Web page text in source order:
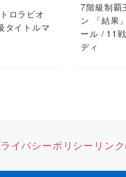
ロラビオ
タイトルマ
7階級制覇
ン 「結果
ール / 11
ディ
イバシーポリシー リン